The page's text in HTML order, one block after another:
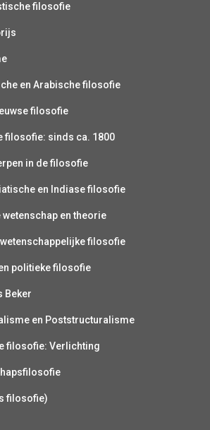
filosofie
en Arabische filosofie
filosofie
filosofie: sinds ca. 1800
in de filosofie
en Indiase filosofie
en theorie
filosofie
politieke filosofie
Beker
en Poststructuralisme
filosofie: Verlichting
filosofie)